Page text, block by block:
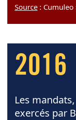
Source : Cumuleo
2016
Les
exercés par